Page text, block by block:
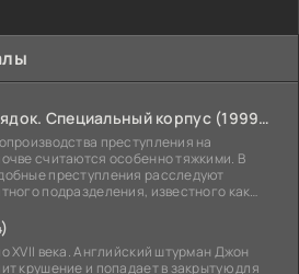
Закон и порядок. Специальный корпус (1999-2026)
преступления на
считаются особенно тяжкими. В
преступления расследуют
подразделения, известного как
XVII века. Английский штурман Джон
крушение и попадает в закрытую для